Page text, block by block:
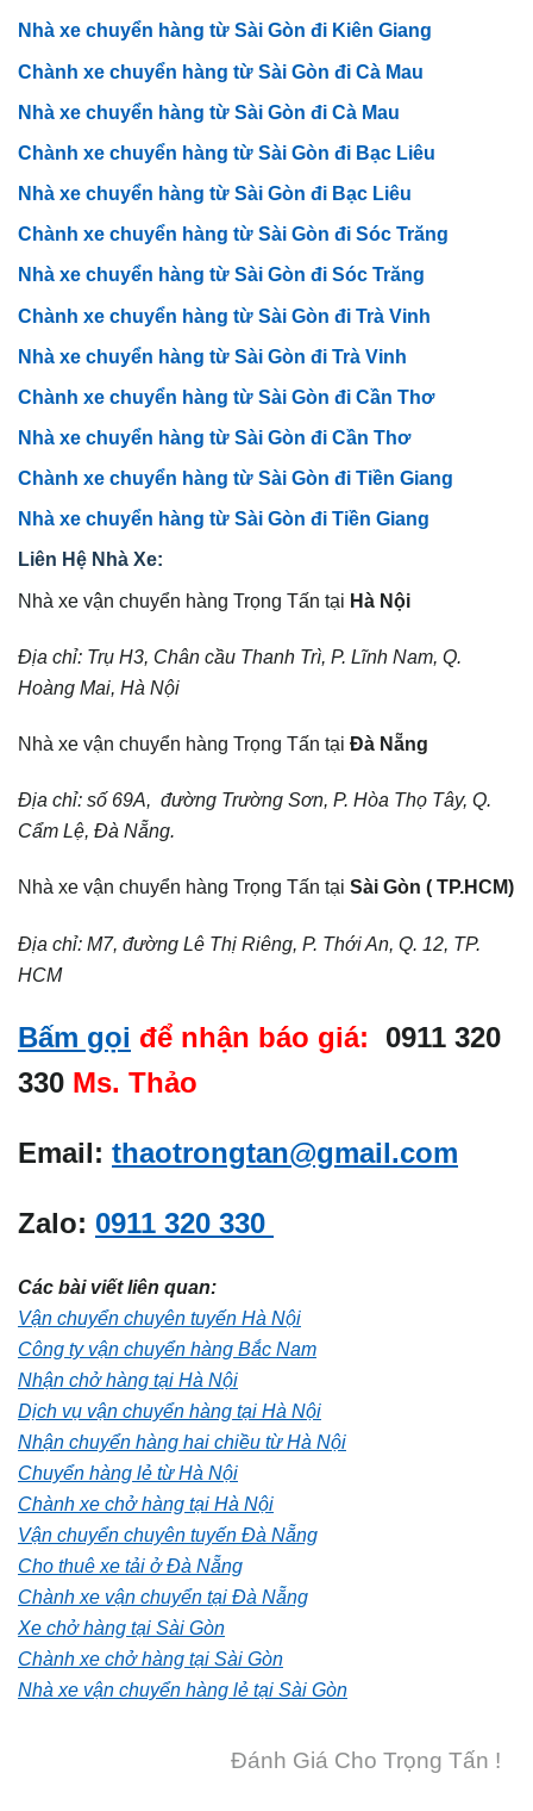
Nhà xe chuyển hàng từ Sài Gòn đi Kiên Giang
Chành xe chuyển hàng từ Sài Gòn đi Cà Mau
Nhà xe chuyển hàng từ Sài Gòn đi Cà Mau
Chành xe chuyển hàng từ Sài Gòn đi Bạc Liêu
Nhà xe chuyển hàng từ Sài Gòn đi Bạc Liêu
Chành xe chuyển hàng từ Sài Gòn đi Sóc Trăng
Nhà xe chuyển hàng từ Sài Gòn đi Sóc Trăng
Chành xe chuyển hàng từ Sài Gòn đi Trà Vinh
Nhà xe chuyển hàng từ Sài Gòn đi Trà Vinh
Chành xe chuyển hàng từ Sài Gòn đi Cần Thơ
Nhà xe chuyển hàng từ Sài Gòn đi Cần Thơ
Chành xe chuyển hàng từ Sài Gòn đi Tiền Giang
Nhà xe chuyển hàng từ Sài Gòn đi Tiền Giang
Liên Hệ Nhà Xe:
Nhà xe vận chuyển hàng Trọng Tấn tại Hà Nội
Địa chỉ: Trụ H3, Chân cầu Thanh Trì, P. Lĩnh Nam, Q.
Hoàng Mai, Hà Nội
Nhà xe vận chuyển hàng Trọng Tấn tại Đà Nẵng
Địa chỉ: số 69A, đường Trường Sơn, P. Hòa Thọ Tây, Q.
Cẩm Lệ, Đà Nẵng.
Nhà xe vận chuyển hàng Trọng Tấn tại Sài Gòn ( TP.HCM)
Địa chỉ: M7, đường Lê Thị Riêng, P. Thới An, Q. 12, TP.
HCM
Bấm gọi để nhận báo giá: 0911 320
330 Ms. Thảo
Email: thaotrongtan@gmail.com
Zalo: 0911 320 330
Các bài viết liên quan:
Vận chuyển chuyên tuyến Hà Nội
Công ty vận chuyển hàng Bắc Nam
Nhận chở hàng tại Hà Nội
Dịch vụ vận chuyển hàng tại Hà Nội
Nhận chuyển hàng hai chiều từ Hà Nội
Chuyển hàng lẻ từ Hà Nội
Chành xe chở hàng tại Hà Nội
Vận chuyển chuyên tuyến Đà Nẵng
Cho thuê xe tải ở Đà Nẵng
Chành xe vận chuyển tại Đà Nẵng
Xe chở hàng tại Sài Gòn
Chành xe chở hàng tại Sài Gòn
Nhà xe vận chuyển hàng lẻ tại Sài Gòn
Đánh Giá Cho Trọng Tấn !